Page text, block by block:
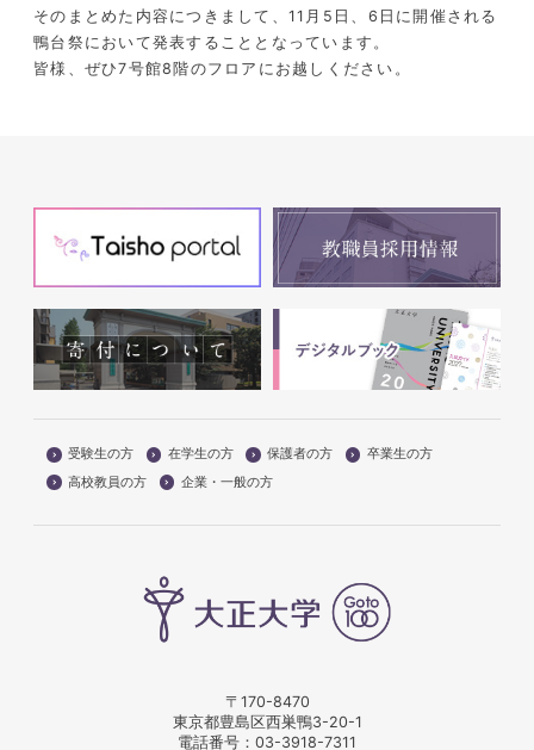
そのまとめた内容につきまして、 11 月 5 日、 6 日に開催される
鴨台祭において発表することとなっています。
皆様、ぜひ7号館8 階のフロアにお越しください。
受験生の方 在学生の方 保護者の方
卒業生の方
高校教員の方
企業・一般の方
〒170-8470
東京都豊島区西巣鴨3-20-1
電話番号： 03-3918-7311